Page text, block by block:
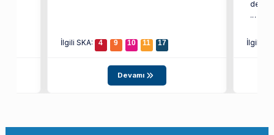
İlgili SKA: 4 9 10 11 17
Devamı
...
İlgili